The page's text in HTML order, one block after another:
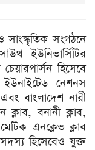
সাংস্কৃতিক সংগঠনে
ইউনিভার্সিটির
হিসেবে
ইউনাইটেড নেশনস
বাংলাদেশ নারী
বনানী ক্লাব,
এনক্লেভ ক্লাব
সদস্য হিসেবেও যুক্ত